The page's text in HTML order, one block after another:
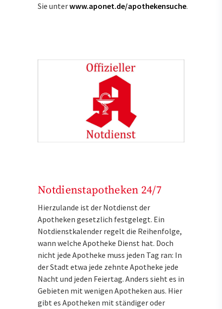
Sie unterwww.aponet.de/apothekensuche.
Notdienstapotheken 24/7
Hierzulande ist der Notdienst der
Apotheken gesetzlich festgelegt. Ein
Notdienstkalender regelt die Reihenfolge,
wann welche Apotheke Dienst hat. Doch
nicht jede Apotheke muss jeden Tag ran: In
der Stadt etwa jede zehnte Apotheke jede
Nacht und jeden Feiertag. Anders sieht es in
Gebieten mit wenigen Apotheken aus. Hier
gibt es Apotheken mit ständiger oder